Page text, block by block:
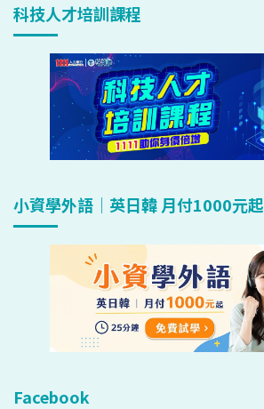
科技人才培訓課程
小資學外語｜英日韓 月付1000元起
Facebook